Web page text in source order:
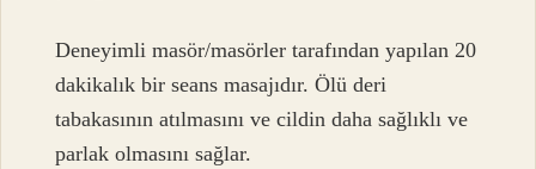
Deneyimli masör/masörler tarafından yapılan 20
dakikalık bir seans masajıdır. Ölü deri
tabakasının atılmasını ve cildin daha sağlıklı ve
parlak olmasını sağlar.